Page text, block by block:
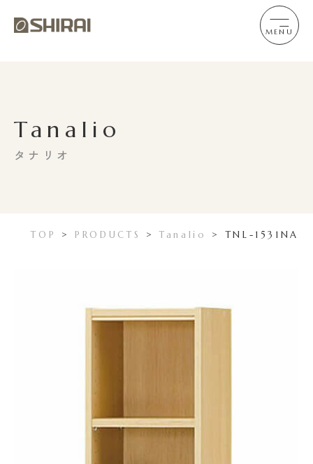
MENU
TOP >PRODUCTS >Tanalio >TNL-1531NA
Tanalio
タナリオ